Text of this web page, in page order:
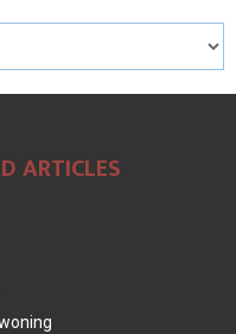
ARTICLES